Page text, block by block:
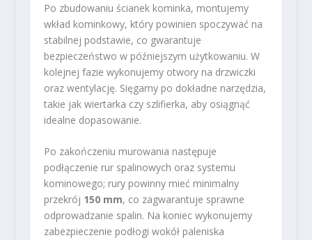
Po zbudowaniu ścianek kominka, montujemy
wkład kominkowy, który powinien spoczywać na
stabilnej podstawie, co gwarantuje
bezpieczeństwo w późniejszym użytkowaniu. W
kolejnej fazie wykonujemy otwory na drzwiczki
oraz wentylację. Sięgamy po dokładne narzędzia,
takie jak wiertarka czy szlifierka, aby osiągnąć
idealne dopasowanie.
Po zakończeniu murowania następuje
podłączenie rur spalinowych oraz systemu
kominowego; rury powinny mieć minimalny
przekrój 150 mm, co zagwarantuje sprawne
odprowadzanie spalin. Na koniec wykonujemy
zabezpieczenie podłogi wokół paleniska